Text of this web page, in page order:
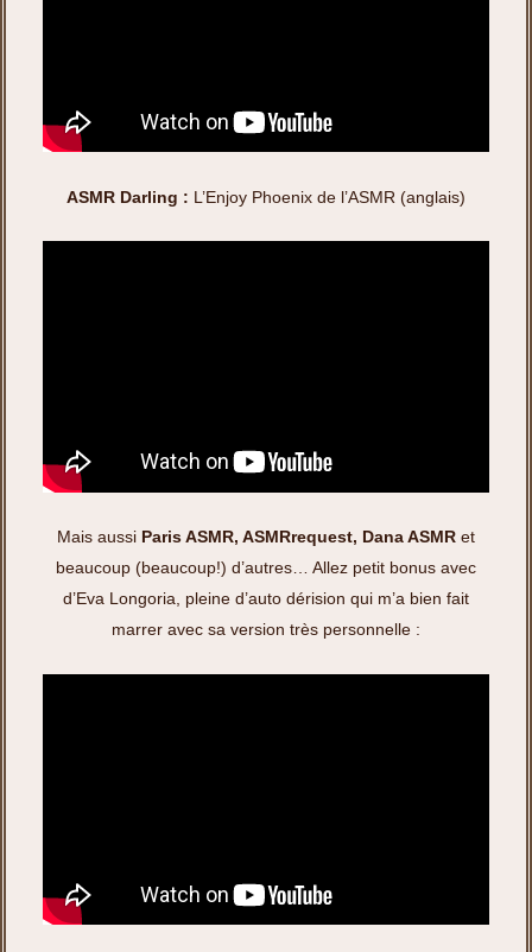
ASMR Darling : L’Enjoy Phoenix de l’ASMR (anglais)
Mais aussi Paris ASMR, ASMRrequest, Dana ASMR et
beaucoup (beaucoup!) d’autres… Allez petit bonus avec
d’Eva Longoria, pleine d’auto dérision qui m’a bien fait
marrer avec sa version très personnelle :